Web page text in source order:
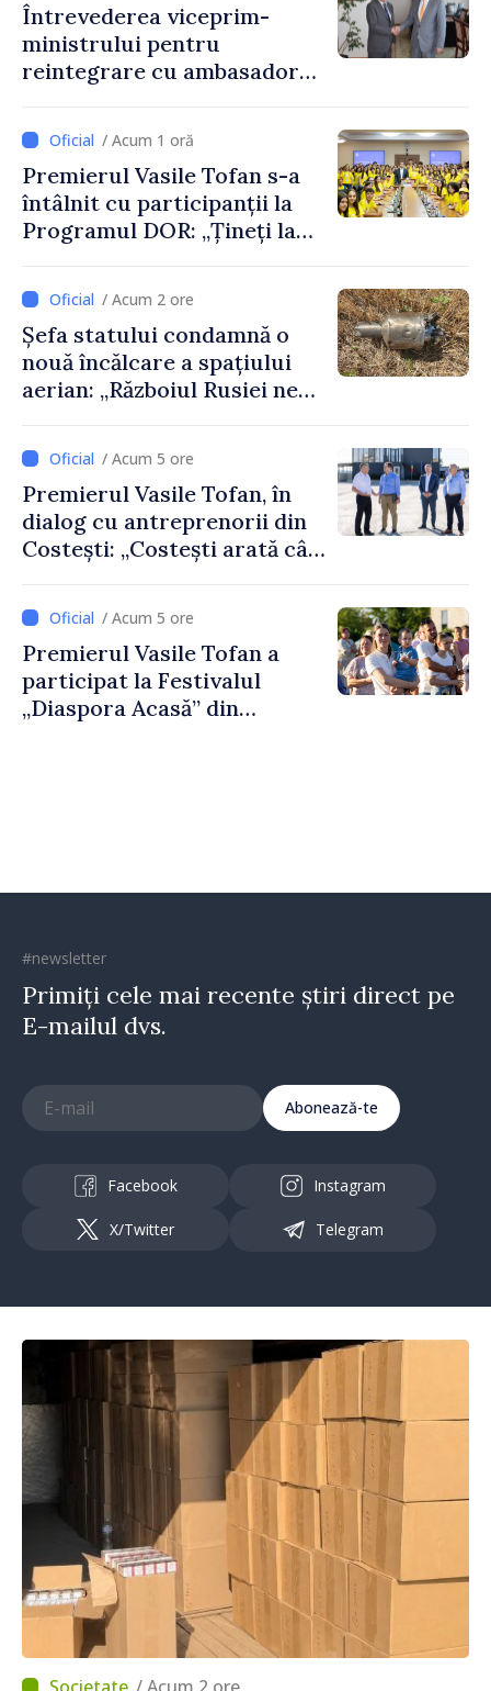
Întrevederea viceprim-
ministrului pentru
reintegrare cu ambasadorul
Moldova
/ Acum 1 oră
Premierul Vasile Tofan s-a
întâlnit cu participanții la
Programul DOR: „Țineți la
feriți de încercări și greșeli –
doar astfel puteți reuși”
/ Acum 2 ore
Șefa statului condamnă o
nouă încălcare a spațiului
aerian: „Războiul Rusiei ne
/ Acum 5 ore
Premierul Vasile Tofan, în
dialog cu antreprenorii din
Costești: „Costești arată cât
comunitate atunci când
există inițiativă, muncă și
spirit antreprenorial”
/ Acum 5 ore
Premierul Vasile Tofan a
participat la Festivalul
„Diaspora Acasă” din
#newsletter
Primiți cele mai recente știri direct pe
E-mailul dvs.
Abonează-te
Facebook Instagram
X/Twitter Telegram